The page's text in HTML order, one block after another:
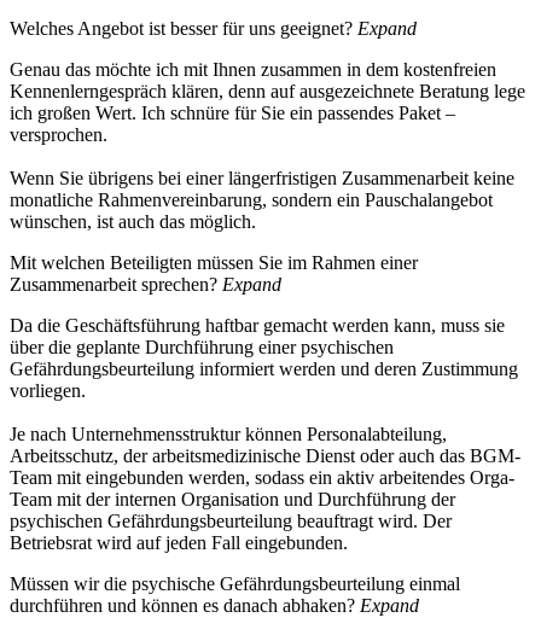
Welches Angebot ist besser für uns geeignet? Expand
Genau das möchte ich mit Ihnen zusammen in dem kostenfreien
Kennenlerngespräch klären, denn auf ausgezeichnete Beratung lege
ich großen Wert. Ich schnüre für Sie ein passendes Paket –
versprochen.
Wenn Sie übrigens bei einer längerfristigen Zusammenarbeit keine
monatliche Rahmenvereinbarung, sondern ein Pauschalangebot
wünschen, ist auch das möglich.
Mit welchen Beteiligten müssen Sie im Rahmen einer
Zusammenarbeit sprechen? Expand
Da die Geschäftsführung haftbar gemacht werden kann, muss sie
über die geplante Durchführung einer psychischen
Gefährdungsbeurteilung informiert werden und deren Zustimmung
vorliegen.
Je nach Unternehmensstruktur können Personalabteilung,
Arbeitsschutz, der arbeitsmedizinische Dienst oder auch das BGM-
Team mit eingebunden werden, sodass ein aktiv arbeitendes Orga-
Team mit der internen Organisation und Durchführung der
psychischen Gefährdungsbeurteilung beauftragt wird. Der
Betriebsrat wird auf jeden Fall eingebunden.
Müssen wir die psychische Gefährdungsbeurteilung einmal
durchführen und können es danach abhaken? Expand